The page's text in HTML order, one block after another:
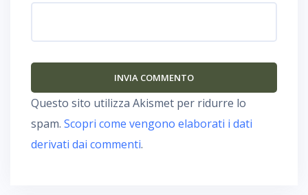
Questo sito utilizza Akismet per ridurre lo
spam. Scopri come vengono elaborati i dati
derivati dai commenti.